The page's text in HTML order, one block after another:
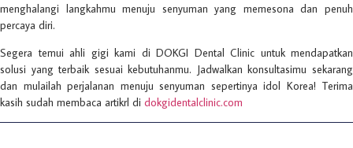
menghalangi langkahmu menuju senyuman yang memesona dan penuh
percaya diri.
Segera temui ahli gigi kami di DOKGI Dental Clinic untuk mendapatkan
solusi yang terbaik sesuai kebutuhanmu. Jadwalkan konsultasimu sekarang
dan mulailah perjalanan menuju senyuman sepertinya idol Korea! Terima
kasih sudah membaca artikrl di dokgidentalclinic.com